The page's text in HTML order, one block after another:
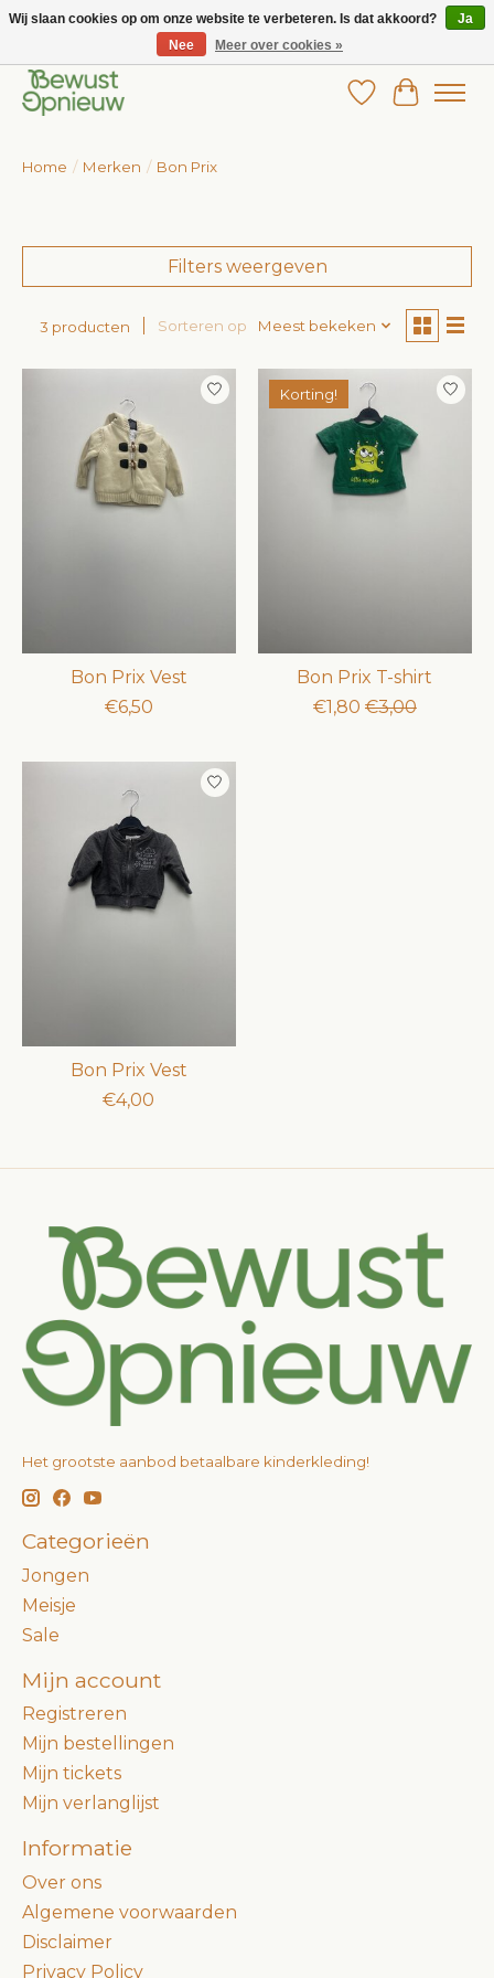
Wij bieden het grootste aanbod in betaalbare kinderkleding!
Verlanglijst
Home / Merken / Bon Prix
Filters weergeven
3 producten Sorteren op Meest bekeken
Bon Prix Vest
€6,50
Korting!
Bon Prix T-shirt
€1,80 €3,00
Bon Prix Vest
€4,00
Het grootste aanbod betaalbare kinderkleding!
Categorieën
Jongen
Meisje
Sale
Mijn account
Registreren
Mijn bestellingen
Mijn tickets
Mijn verlanglijst
Informatie
Over ons
Algemene voorwaarden
Disclaimer
Privacy Policy
Wij slaan cookies op om onze website te verbeteren. Is dat akkoord?
Ja
Nee
Meer over cookies »